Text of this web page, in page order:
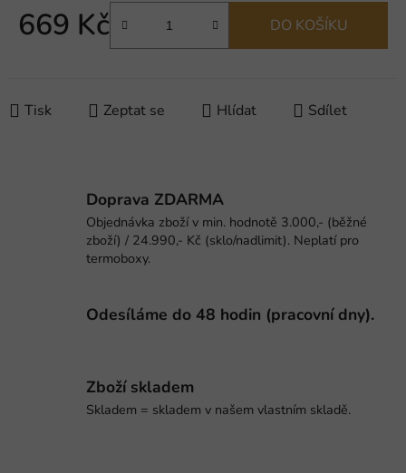
669 Kč DO KOŠÍKU
Tisk Zeptat se Hlídat Sdílet
Doprava ZDARMA
Objednávka zboží v min. hodnotě 3.000,- (běžné
zboží) / 24.990,- Kč (sklo/nadlimit). Neplatí pro
termoboxy.
Odesíláme do 48 hodin (pracovní dny).
Zboží skladem
Skladem = skladem v našem vlastním skladě.